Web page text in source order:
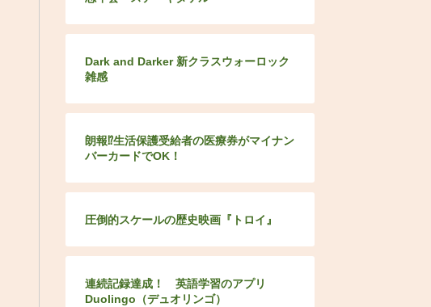
Dark and Darker 新クラスウォーロック
雑感
朗報⁉生活保護受給者の医療券がマイナン
バーカードでOK！
圧倒的スケールの歴史映画『トロイ』
連続記録達成！ 英語学習のアプリ
Duolingo（デュオリンゴ）